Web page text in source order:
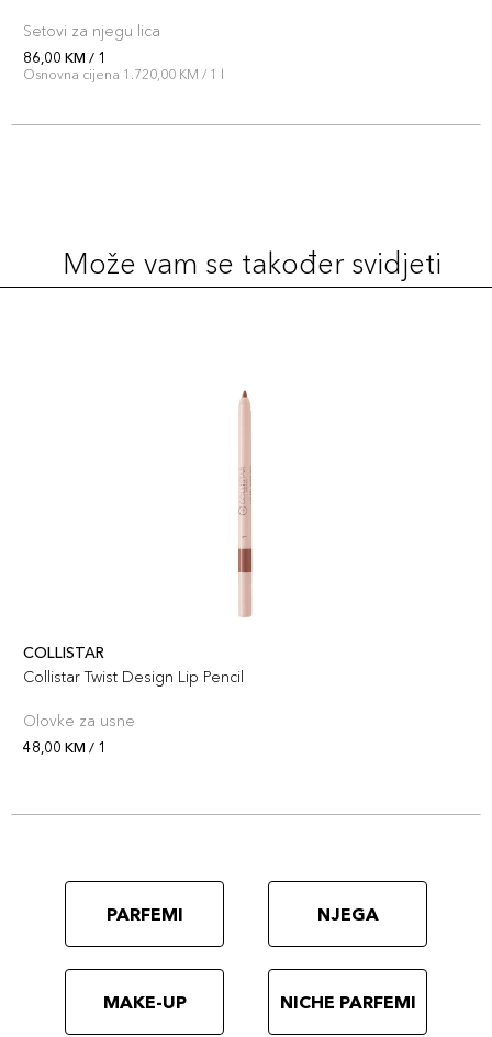
Setovi za njegu lica
86,00 KM / 1
Osnovna cijena 1.720,00 KM / 1 l
Može vam se također svidjeti
COLLISTAR
Collistar Twist Design Lip Pencil
Olovke za usne
48,00 KM / 1
PARFEMI NJEGA
MAKE-UP NICHE PARFEMI